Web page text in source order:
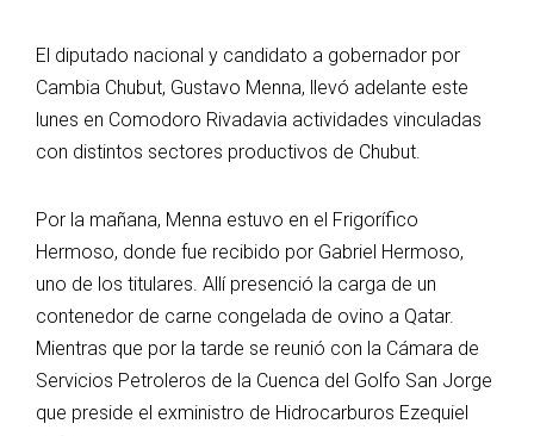
El diputado nacional y candidato a gobernador por
Cambia Chubut, Gustavo Menna, llevó adelante este
lunes en Comodoro Rivadavia actividades vinculadas
con distintos sectores productivos de Chubut.
Por la mañana, Menna estuvo en el Frigorífico
Hermoso, donde fue recibido por Gabriel Hermoso,
uno de los titulares. Allí presenció la carga de un
contenedor de carne congelada de ovino a Qatar.
Mientras que por la tarde se reunió con la Cámara de
Servicios Petroleros de la Cuenca del Golfo San Jorge
que preside el exministro de Hidrocarburos Ezequiel